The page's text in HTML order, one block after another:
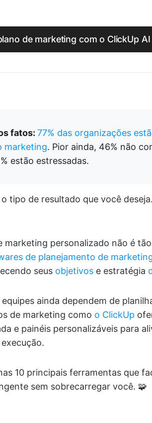
de marketing com o ClickUp AI
fatos: 77% das organizações
marketing. Pior ainda, 46% não
estão estressadas.
tipo de resultado que você
marketing personalizado não é
de planejamento de
seus objetivos e estratégia
ainda dependem de
de marketing como o ClickUp
e painéis personalizáveis para
10 principais ferramentas que
sem sobrecarregar você. 🧩